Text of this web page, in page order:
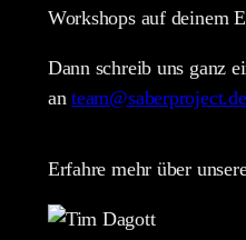
Workshops auf deinem
Dann schreib uns ganz
anteam@saberproject.de
Erfahre mehr über